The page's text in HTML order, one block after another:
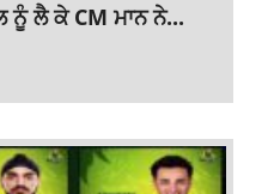
ਨੂੰ ਲੈ ਕੇ CM ਮਾਨ ਨੇ...